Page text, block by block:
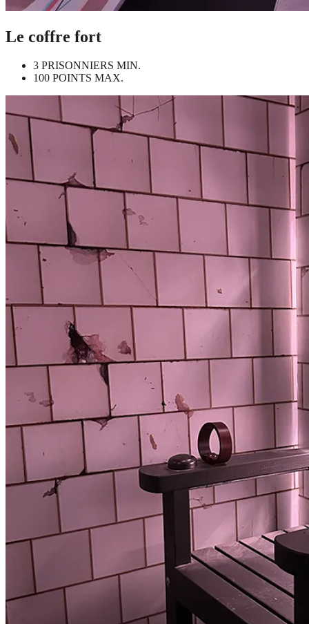
Le coffre fort
3 PRISONNIERS MIN.
100 POINTS MAX.